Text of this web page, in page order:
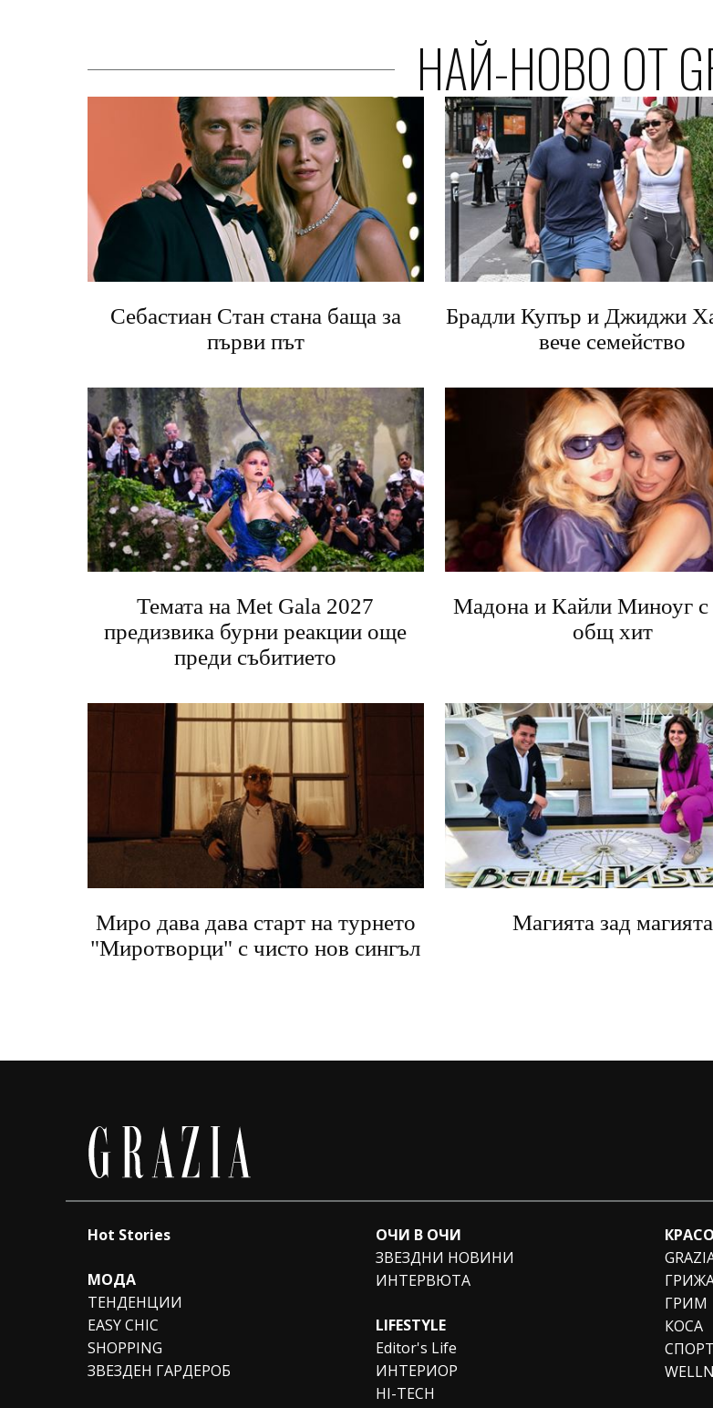
НАЙ-НОВО ОТ
Себастиан Стан стана баща за
първи път
Брадли Купър и Джиджи
вече семейство
Темата на Met Gala 2027
предизвика бурни реакции още
преди събитието
Мадона и Кайли Миноуг с
общ хит
Миро дава дава старт на турнето
"Миротворци" с чисто нов сингъл
Магията зад магията
Hot Stories
МОДА
ТЕНДЕНЦИИ
EASY CHIC
SHOPPING
ЗВЕЗДЕН ГАРДЕРОБ
ОЧИ В ОЧИ
ЗВЕЗДНИ НОВИНИ
ИНТЕРВЮТА
LIFESTYLE
Editor's Life
ИНТЕРИОР
HI-TECH
ГРИМ
КОСА